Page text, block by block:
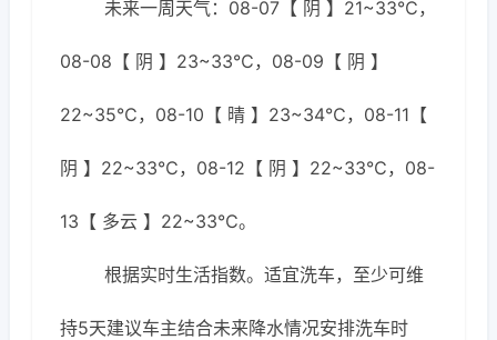
未来一周天气：08-07【 阴 】21~33℃，
08-08【 阴 】23~33℃，08-09【 阴 】
22~35℃，08-10【 晴 】23~34℃，08-11【
阴 】22~33℃，08-12【 阴 】22~33℃，08-
13【 多云 】22~33℃。
根据实时生活指数。适宜洗车，至少可维
持5天建议车主结合未来降水情况安排洗车时